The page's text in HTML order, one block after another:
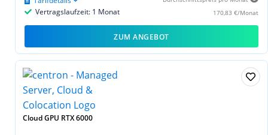
170,83 €/Monat
Vertragslaufzeit: 1 Monat
ZUM ANGEBOT
Cloud GPU RTX 6000